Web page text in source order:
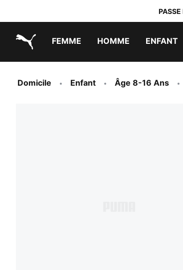
FEMME HOMME ENFANT
Domicile Enfant Âge 8-16 Ans